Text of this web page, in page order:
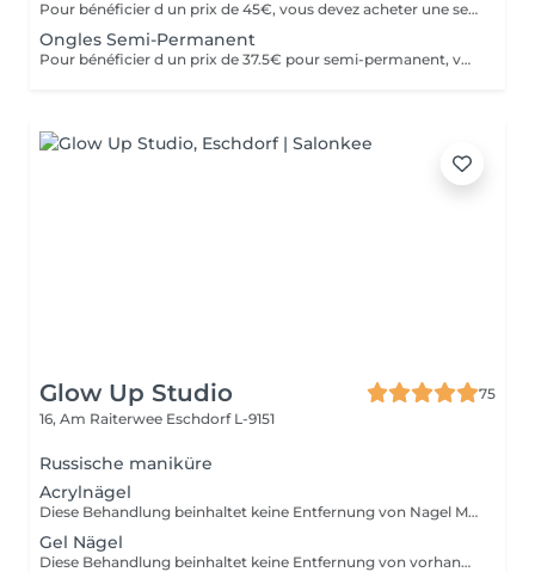
Pour bénéficier d un prix de 45€, vous devez acheter une seule fois le kit individuel comprenant tout le matériel non jetable nécessaire , qui sera conserve pour nous pour de futurs rendez-vous, garantissant ainsi une meilleure hygiène.* *renouvelabre chaque année.
Ongles Semi-Permanent
Pour bénéficier d un prix de 37.5€ pour semi-permanent, vous devez acheter une seule fois le kit individuel avec tout le matériel non jetable nécessaire, qui sera conserve pour nous, pour le futurs rendez-vous, garantissant ainsi une meilleure hygiène.* *renouvelable chaque année.
Glow Up Studio
75
16, Am Raiterwee Eschdorf L-9151
Russische maniküre
Acrylnägel
Diese Behandlung beinhaltet keine Entfernung von Nagel Modellage Ihre Nägel müssen für diesen Service naturbelassen sein. Falls eine Entfernung notwendig ist, buchen Sie bitte vorab den Service "Altmodelage entfernen". Nageldekorationen sind nicht in dieser Buchung enthalten und müssen separat hinzugebucht werden!
Gel Nägel
Diese Behandlung beinhaltet keine Entfernung von vorhandener Modellage Ihre Nägel müssen für diesen Service naturbelassen sein. Falls eine Entfernung notwendig ist, buchen Sie bitte vorab den Service "Altmodelage entfernen". Nageldekorationen sind nicht in dieser Buchung enthalten und müssen separat hinzugebucht werden!